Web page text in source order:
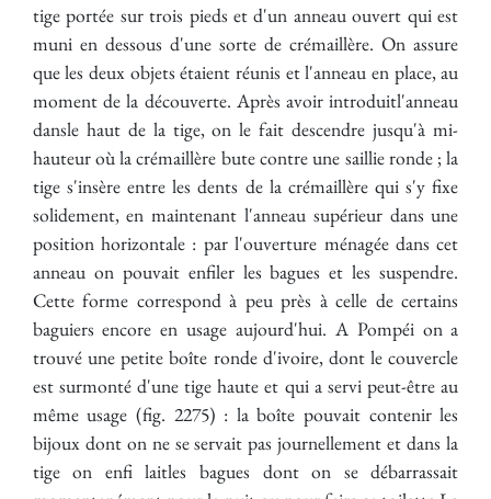
tige portée sur trois pieds et d'un anneau ouvert qui est
muni en dessous d'une sorte de crémaillère. On assure
que les deux objets étaient réunis et l'anneau en place, au
moment de la découverte. Après avoir introduitl'anneau
dansle haut de la tige, on le fait descendre jusqu'à mi-
hauteur où la crémaillère bute contre une saillie ronde ; la
tige s'insère entre les dents de la crémaillère qui s'y fixe
solidement, en maintenant l'anneau supérieur dans une
position horizontale : par l'ouverture ménagée dans cet
anneau on pouvait enfiler les bagues et les suspendre.
Cette forme correspond à peu près à celle de certains
baguiers encore en usage aujourd'hui. A Pompéi on a
trouvé une petite boîte ronde d'ivoire, dont le couvercle
est surmonté d'une tige haute et qui a servi peut-être au
même usage (fig. 2275) : la boîte pouvait contenir les
bijoux dont on ne se servait pas journellement et dans la
tige on enfi laitles bagues dont on se débarrassait